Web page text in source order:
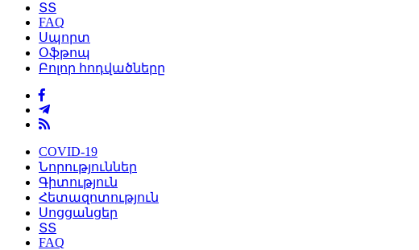
ՏՏ
FAQ
Սպորտ
Օֆթոպ
Բոլոր հոդվածները
COVID-19
Նորություններ
Գիտություն
Հետազոտություն
Սոցցանցեր
ՏՏ
FAQ